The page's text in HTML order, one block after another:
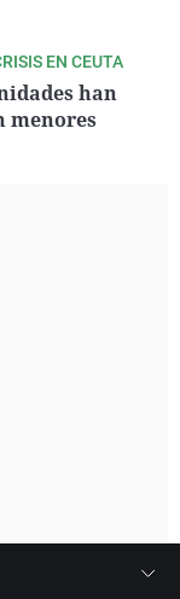
EN CEUTA
han
menores